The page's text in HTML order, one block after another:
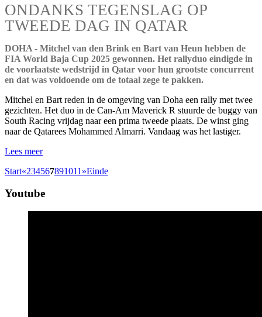
ONDANKS TEGENSLAG OP
TWEEDE DAG IN QATAR
DOHA - Mitchel van den Brink en Bart van Heun hebben de
FIA World Baja Cup 2025 gewonnen. Het rallyduo eindigde in
de voorlaatste wedstrijd in Qatar voor hun grootste concurrent
en dat was voldoende om de totaal zege te pakken.
Mitchel en Bart reden in de omgeving van Doha een rally met twee
gezichten. Het duo in de Can-Am Maverick R stuurde de buggy van
South Racing vrijdag naar een prima tweede plaats. De winst ging
naar de Qatarees Mohammed Almarri. Vandaag was het lastiger.
Lees meer
Start«234567891011 »Einde
Youtube